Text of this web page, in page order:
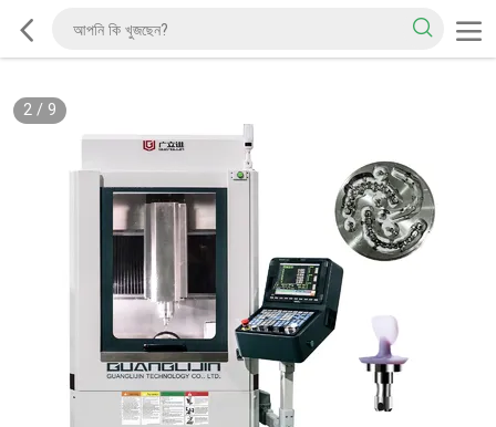
2/ 9